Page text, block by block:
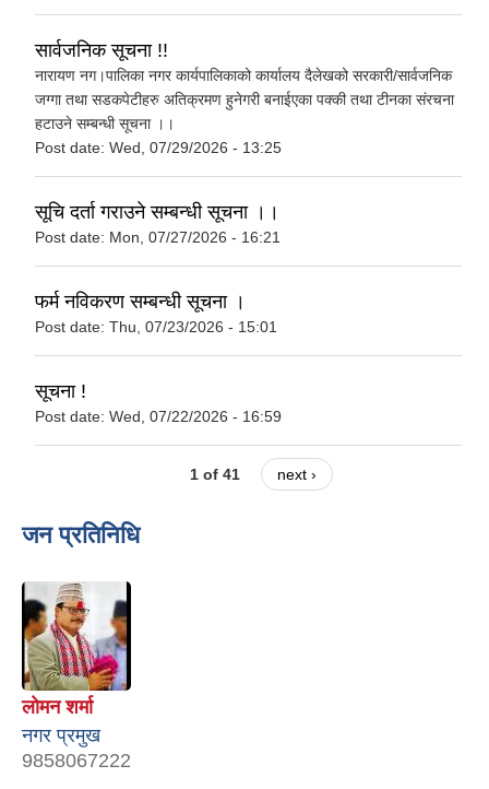
सार्वजनिक सूचना !!
नारायण नग।पालिका नगर कार्यपालिकाको कार्यालय दैलेखको सरकारी/सार्वजनिक
जग्गा तथा सडकपेटीहरु अतिक्रमण हुनेगरी बनाईएका पक्की तथा टीनका संरचना
हटाउने सम्बन्धी सूचना ।।
Post date: Wed, 07/29/2026 - 13:25
सूचि दर्ता गराउने सम्बन्धी सूचना ।।
Post date: Mon, 07/27/2026 - 16:21
फर्म नविकरण सम्बन्धी सूचना ।
Post date: Thu, 07/23/2026 - 15:01
सूचना !
Post date: Wed, 07/22/2026 - 16:59
1 of 41 next ›
जन प्रतिनिधि
लाेमन शर्मा
नगर प्रमुख
9858067222